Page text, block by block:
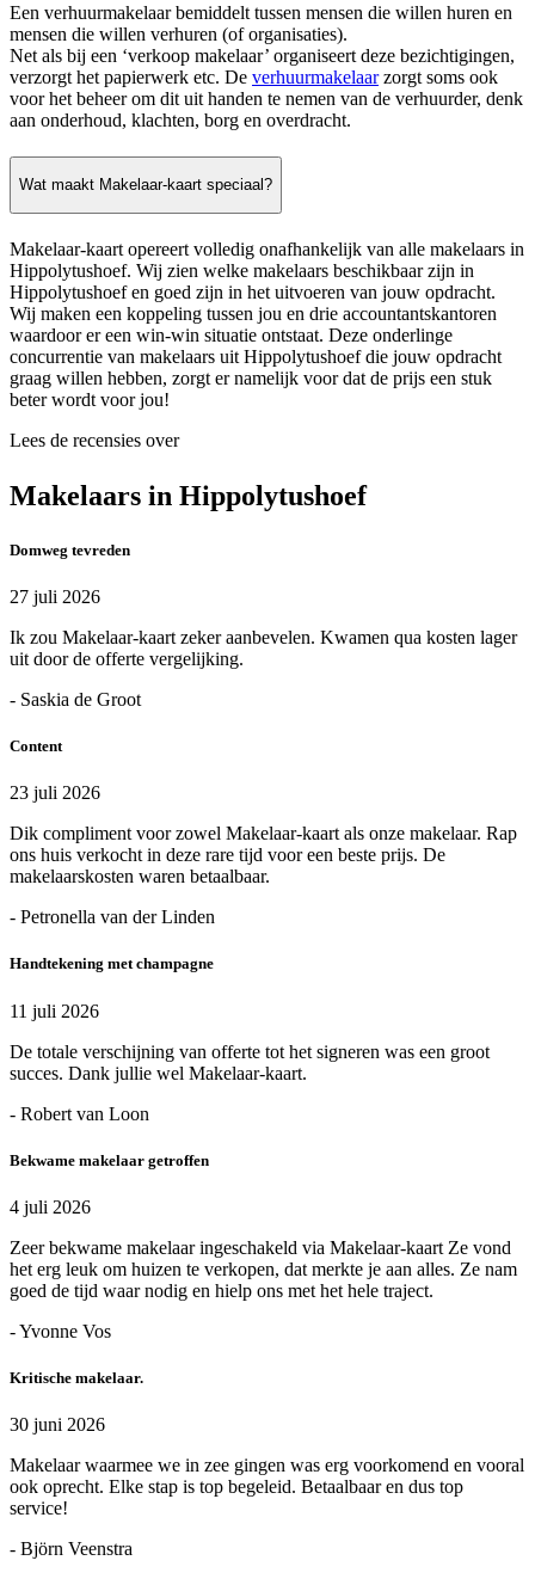
Een verhuurmakelaar bemiddelt tussen mensen die willen huren en
mensen die willen verhuren (of organisaties).
Net als bij een ‘verkoop makelaar’ organiseert deze bezichtigingen,
verzorgt het papierwerk etc. De verhuurmakelaarzorgt soms ook
voor het beheer om dit uit handen te nemen van de verhuurder, denk
aan onderhoud, klachten, borg en overdracht.
Wat maakt Makelaar-kaart speciaal?
Makelaar-kaart opereert volledig onafhankelijk van alle makelaars in
Hippolytushoef. Wij zien welke makelaars beschikbaar zijn in
Hippolytushoef en goed zijn in het uitvoeren van jouw opdracht.
Wij maken een koppeling tussen jou en drie accountantskantoren
waardoor er een win-win situatie ontstaat. Deze onderlinge
concurrentie van makelaars uit Hippolytushoef die jouw opdracht
graag willen hebben, zorgt er namelijk voor dat de prijs een stuk
beter wordt voor jou!
Lees de recensies over
Makelaars in Hippolytushoef
Domweg tevreden
27 juli 2026
Ik zou Makelaar-kaart zeker aanbevelen. Kwamen qua kosten lager
uit door de offerte vergelijking.
- Saskia de Groot
Content
23 juli 2026
Dik compliment voor zowel Makelaar-kaart als onze makelaar. Rap
ons huis verkocht in deze rare tijd voor een beste prijs. De
makelaarskosten waren betaalbaar.
- Petronella van der Linden
Handtekening met champagne
11 juli 2026
De totale verschijning van offerte tot het signeren was een groot
succes. Dank jullie wel Makelaar-kaart.
- Robert van Loon
Bekwame makelaar getroffen
4 juli 2026
Zeer bekwame makelaar ingeschakeld via Makelaar-kaart Ze vond
het erg leuk om huizen te verkopen, dat merkte je aan alles. Ze nam
goed de tijd waar nodig en hielp ons met het hele traject.
- Yvonne Vos
Kritische makelaar.
30 juni 2026
Makelaar waarmee we in zee gingen was erg voorkomend en vooral
ook oprecht. Elke stap is top begeleid. Betaalbaar en dus top
service!
- Björn Veenstra